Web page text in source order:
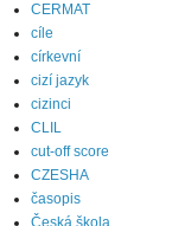
CERMAT
cíle
církevní
cizí jazyk
cizinci
CLIL
cut-off score
CZESHA
časopis
Česká škola